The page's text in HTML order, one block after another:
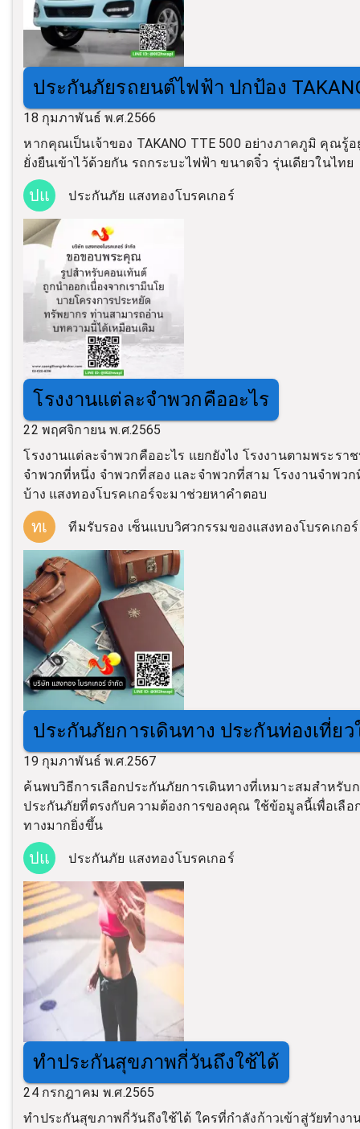
ประกันภัยรถยนต์ไฟฟ้า ปกป้อง
18 กุมภาพันธ์ พ.ศ.2566
หากคุณเป็นเจ้าของ TAKANO TTE 500 อย่างภาคภูมิ คุณ
ยั่งยืนเข้าไว้ด้วยกัน รถกระบะไฟฟ้า ขนาดจิ๋ว รุ่นเดียวในไทย
ปแ ประกันภัย แสงทองโบรคเกอร์
โรงงานแต่ละจำพวกคืออะไร
22 พฤศจิกายน พ.ศ.2565
โรงงานแต่ละจำพวกคืออะไร แยกยังไง โรงงานตามพระร
จำพวกที่หนึ่ง จำพวกที่สอง และจำพวกที่สาม โรงงานจำพว
บ้าง แสงทองโบรคเกอร์จะมาช่วยหาคำตอบ
ทเ ทีมรับรอง เซ็นแบบวิศวกรรมของแสงทองโบรคเกอร์
ประกันภัยการเดินทาง ประกันท่องเที่ย
19 กุมภาพันธ์ พ.ศ.2567
ค้นพบวิธีการเลือกประกันภัยการเดินทางที่เหมาะสมสำหรับ
ประกันภัยที่ตรงกับความต้องการของคุณ ใช้ข้อมูลนี้เพื่อเลื
ทางมากยิ่งขึ้น
ปแ ประกันภัย แสงทองโบรคเกอร์
ทำประกันสุขภาพกี่วันถึงใช้ได้
24 กรกฎาคม พ.ศ.2565
ทำประกันสุขภาพกี่วันถึงใช้ได้ ใครที่กำลังก้าวเข้าสู่วัยทำ